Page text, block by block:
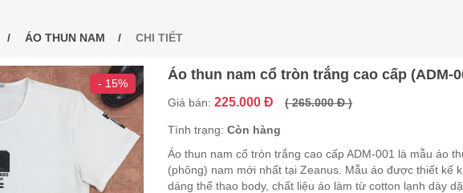
ÁO THUN NAM CHI TIẾT
- 15%
Áo thun nam cổ tròn trắng cao cấp (ADM-
Giá bán:225.000 Đ ( 265.000 Đ )
Tình trạng:Còn hàng
Áo thun nam cổ tròn trắng cao cấp ADM-001 là mẫu áo
(phông) nam mới nhất tại Zeanus. Mẫu áo được thiết kế
dáng thể thao body, chất liệu áo làm từ cotton lạnh dày